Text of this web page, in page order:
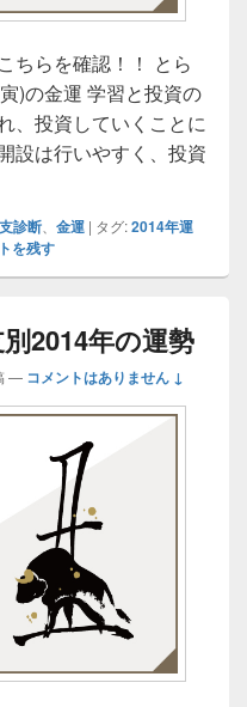
ちらを確認！！ とら
)の金運 学習と投資の
、投資していくことに
設は行いやすく、投資
干支別2014年の運勢
診断 金運 | タグ:2014年運
を残す
2014年の運勢
— コメントはありません ↓